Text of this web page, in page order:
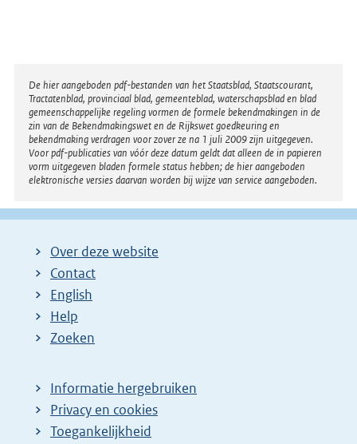
Disclaimer
De hier aangeboden pdf-bestanden van het Staatsblad, Staatscourant,
Tractatenblad, provinciaal blad, gemeenteblad, waterschapsblad en blad
gemeenschappelijke regeling vormen de formele bekendmakingen in de
zin van de Bekendmakingswet en de Rijkswet goedkeuring en
bekendmaking verdragen voor zover ze na 1 juli 2009 zijn uitgegeven.
Voor pdf-publicaties van vóór deze datum geldt dat alleen de in papieren
vorm uitgegeven bladen formele status hebben; de hier aangeboden
elektronische versies daarvan worden bij wijze van service aangeboden.
Over deze website
Contact
English
Help
Zoeken
Informatie hergebruiken
Privacy en cookies
Toegankelijkheid